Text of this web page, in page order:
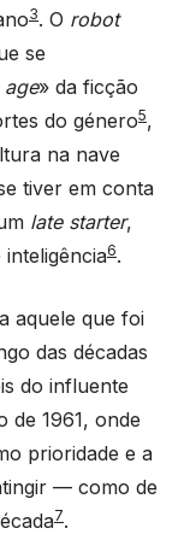
3. O robot
se
» da ficção
do género5,
na nave
tiver em conta
late starter,
6.
aquele que foi
das décadas
do influente
de 1961, onde
prioridade e a
— como de
7.